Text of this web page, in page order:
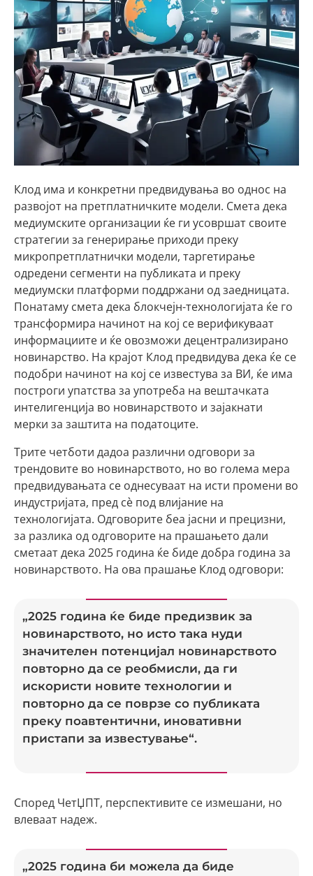
Клод има и конкретни предвидувања во однос на
развојот на претплатничките модели. Смета дека
медиумските организации ќе ги усовршат своите
стратегии за генерирање приходи преку
микропретплатнички модели, таргетирање
одредени сегменти на публиката и преку
медиумски платформи поддржани од заедницата.
Понатаму смета дека блокчејн-технологијата ќе го
трансформира начинот на коj се верификуваат
информациите и ќе овозможи децентрализирано
новинарство. На крајот Клод предвидува дека ќе се
подобри начинот на кој се известува за ВИ, ќе има
построги упатства за употреба на вештачката
интелигенција во новинарството и зајакнати
мерки за заштита на податоците.
Трите четботи дадоа различни одговори за
трендовите во новинарството, но во голема мера
предвидувањата се однесуваат на исти промени во
индустријата, пред сè под влијание на
технологијата. Одговорите беа јасни и прецизни,
за разлика од одговорите на прашањето дали
сметаат дека 2025 година ќе биде добра година за
новинарството. На ова прашање Клод одговори:
„2025 година ќе биде предизвик за
новинарството, но исто така нуди
значителен потенцијал новинарството
повторно да се реобмисли, да ги
искористи новите технологии и
повторно да се поврзе со публиката
преку поавтентични, иновативни
пристапи за известување“.
Според ЧетЏПТ, перспективите се измешани, но
влеваат надеж.
„2025 година би можела да биде